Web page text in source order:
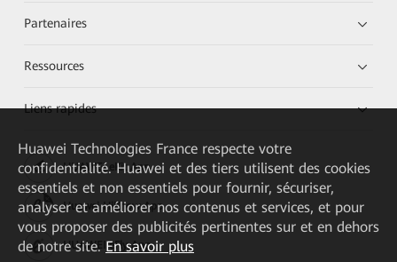
Partenaires
Ressources
Liens rapides
HUAWEI eKit App
Huawei HiKnow App
HUAWEI eFly App
Huawei Technologies France respecte votre
confidentialité. Huawei et des tiers utilisent des cookies
essentiels et non essentiels pour fournir, sécuriser,
analyser et améliorer nos contenus et services, et pour
vous proposer des publicités pertinentes sur et en dehors
de notre site. En savoir plus